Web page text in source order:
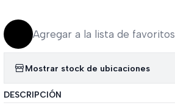
Agregar a la lista de favoritos
Mostrar stock de ubicaciones
DESCRIPCIÓN